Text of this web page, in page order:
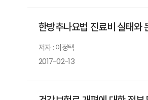
한방추나요법 진료비 실태와
저자 : 이정택
2017-02-13